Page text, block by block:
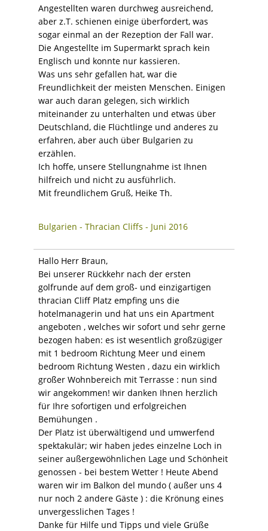
Angestellten waren durchweg ausreichend,
aber z.T. schienen einige überfordert, was
sogar einmal an der Rezeption der Fall war.
Die Angestellte im Supermarkt sprach kein
Englisch und konnte nur kassieren.
Was uns sehr gefallen hat, war die
Freundlichkeit der meisten Menschen. Einigen
war auch daran gelegen, sich wirklich
miteinander zu unterhalten und etwas über
Deutschland, die Flüchtlinge und anderes zu
erfahren, aber auch über Bulgarien zu
erzählen.
Ich hoffe, unsere Stellungnahme ist Ihnen
hilfreich und nicht zu ausführlich.
Mit freundlichem Gruß, Heike Th.
Bulgarien - Thracian Cliffs - Juni 2016
Hallo Herr Braun,
Bei unserer Rückkehr nach der ersten
golfrunde auf dem groß- und einzigartigen
thracian Cliff Platz empfing uns die
hotelmanagerin und hat uns ein Apartment
angeboten , welches wir sofort und sehr gerne
bezogen haben: es ist wesentlich großzügiger
mit 1 bedroom Richtung Meer und einem
bedroom Richtung Westen , dazu ein wirklich
großer Wohnbereich mit Terrasse : nun sind
wir angekommen! wir danken Ihnen herzlich
für Ihre sofortigen und erfolgreichen
Bemühungen .
Der Platz ist überwältigend und umwerfend
spektakulär; wir haben jedes einzelne Loch in
seiner außergewöhnlichen Lage und Schönheit
genossen - bei bestem Wetter ! Heute Abend
waren wir im Balkon del mundo ( außer uns 4
nur noch 2 andere Gäste ) : die Krönung eines
unvergesslichen Tages !
Danke für Hilfe und Tipps und viele Grüße